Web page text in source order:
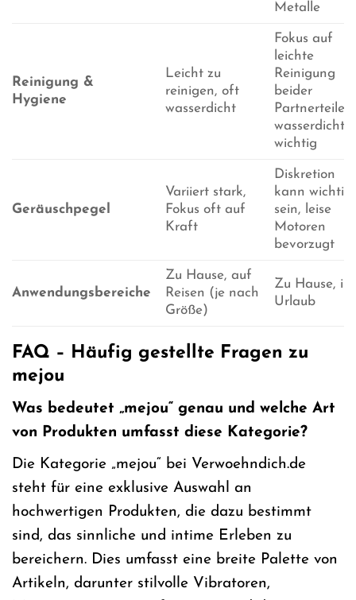
Metalle
Reinigung &
Hygiene
Leicht zu
reinigen, oft
wasserdicht
Fokus auf
leichte
Reinigung
beider
Partnerteile,
wasserdicht
wichtig
Geräuschpegel
Variiert stark,
Fokus oft auf
Kraft
Diskretion
kann wichtig
sein, leise
Motoren
bevorzugt
Anwendungsbereiche
Zu Hause, auf
Reisen (je nach
Größe)
Zu Hause, im
Urlaub
FAQ – Häufig gestellte Fragen zu
mejou
Was bedeutet „mejou“ genau und welche Art
von Produkten umfasst diese Kategorie?
Die Kategorie „mejou“ bei Verwoehndich.de
steht für eine exklusive Auswahl an
hochwertigen Produkten, die dazu bestimmt
sind, das sinnliche und intime Erleben zu
bereichern. Dies umfasst eine breite Palette von
Artikeln, darunter stilvolle Vibratoren,